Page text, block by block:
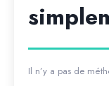
Il n’y a pas de